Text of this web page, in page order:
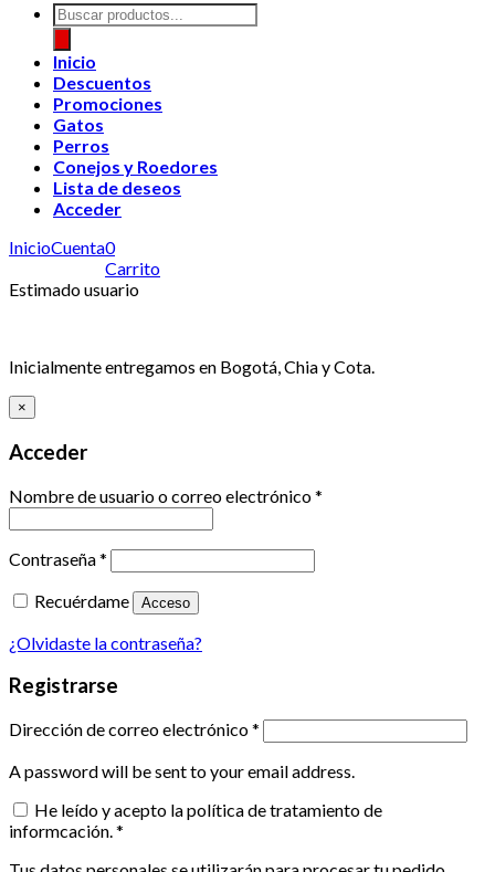
Búsqueda
de
productos
Inicio
Descuentos
Promociones
Gatos
Perros
Conejos y Roedores
Lista de deseos
Acceder
InicioCuenta0
Carrito
Estimado usuario
Inicialmente entregamos en Bogotá, Chia y Cota.
×
Acceder
Nombre de usuario o correo electrónico*
Contraseña*
Recuérdame
Acceso
¿Olvidaste la contraseña?
Registrarse
Dirección de correo electrónico*
A password will be sent to your email address.
He leído y acepto la política de tratamiento de
informcación.*